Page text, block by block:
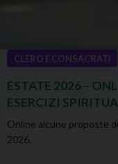
CLERO E CONSACRATI
ESTATE 2026 –
ESERCIZI
Online alcune proposte
2026.